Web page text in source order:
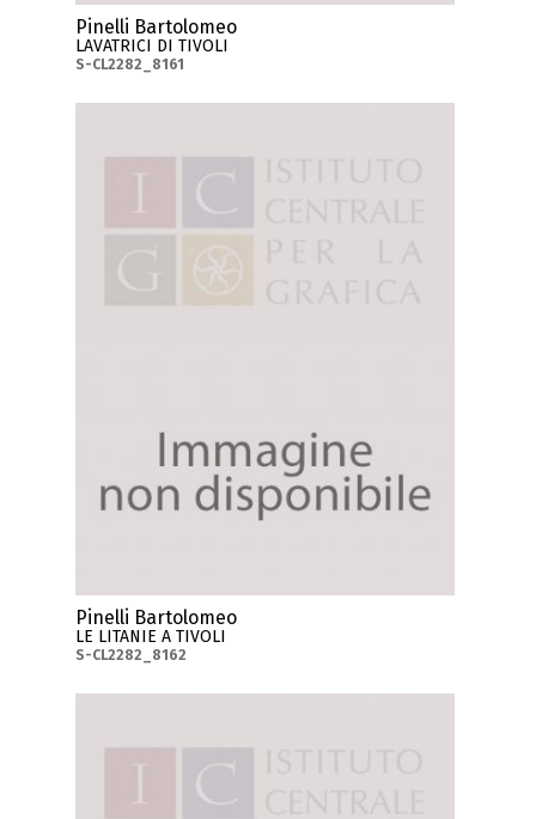
Pinelli Bartolomeo
LAVATRICI DI TIVOLI
S-CL2282_8161
Pinelli Bartolomeo
LE LITANIE A TIVOLI
S-CL2282_8162